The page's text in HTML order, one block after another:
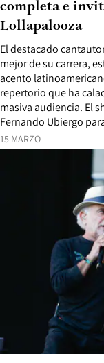
15 MARZO
El destacado
mejor de su carrera,
acento
repertorio que ha
masiva audiencia. El
Fernando Ubiergo
completa e
Lollapalooza